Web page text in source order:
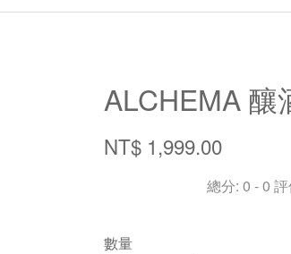
ALCHEMA 釀
NT$ 1,999.00
總分: 0 -0
數量